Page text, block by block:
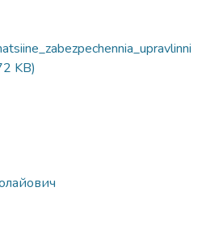
KB)